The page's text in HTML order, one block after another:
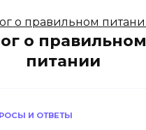
о правильном
питании
И ОТВЕТЫ